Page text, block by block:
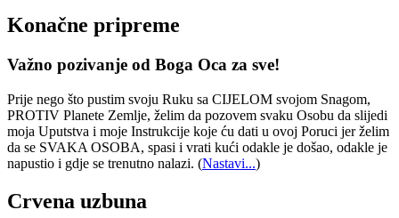
Konačne pripreme
Važno pozivanje od Boga Oca za sve!
Prije nego što pustim svoju Ruku sa CIJELOM svojom Snagom,
PROTIV Planete Zemlje, želim da pozovem svaku Osobu da slijedi
moja Uputstva i moje Instrukcije koje ću dati u ovoj Poruci jer želim
da se SVAKA OSOBA, spasi i vrati kući odakle je došao, odakle je
napustio i gdje se trenutno nalazi. (Nastavi...)
Crvena uzbuna